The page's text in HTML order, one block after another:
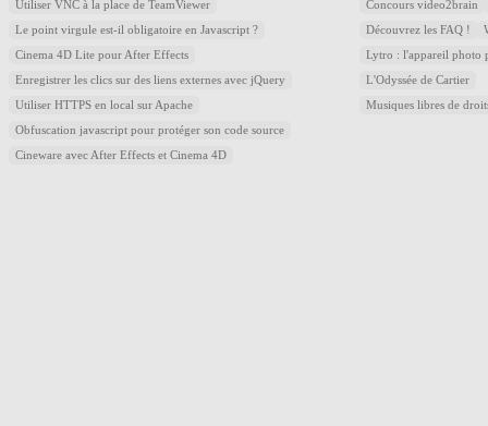
Utiliser VNC à la place de TeamViewer
Le point virgule est-il obligatoire en Javascript ?
Cinema 4D Lite pour After Effects
Enregistrer les clics sur des liens externes avec jQuery
Utiliser HTTPS en local sur Apache
Obfuscation javascript pour protéger son code source
Cineware avec After Effects et Cinema 4D
Concours video2brain
Découvrez les FAQ !
Lytro : l'appareil photo
L'Odyssée de Cartier
Musiques libres de